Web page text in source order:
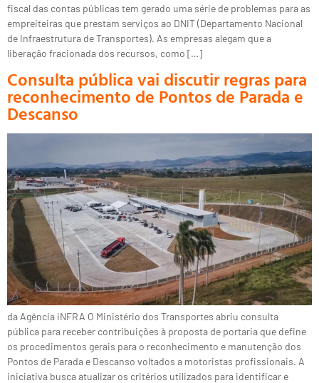
fiscal das contas públicas tem gerado uma série de problemas para as
empreiteiras que prestam serviços ao DNIT (Departamento Nacional
de Infraestrutura de Transportes). As empresas alegam que a
liberação fracionada dos recursos, como […]
Consulta pública vai discutir regras para
reconhecimento de Pontos de Parada e
Descanso
da Agência iNFRA O Ministério dos Transportes abriu consulta
pública para receber contribuições à proposta de portaria que define
os procedimentos gerais para o reconhecimento e manutenção dos
Pontos de Parada e Descanso voltados a motoristas profissionais. A
iniciativa busca atualizar os critérios utilizados para identificar e